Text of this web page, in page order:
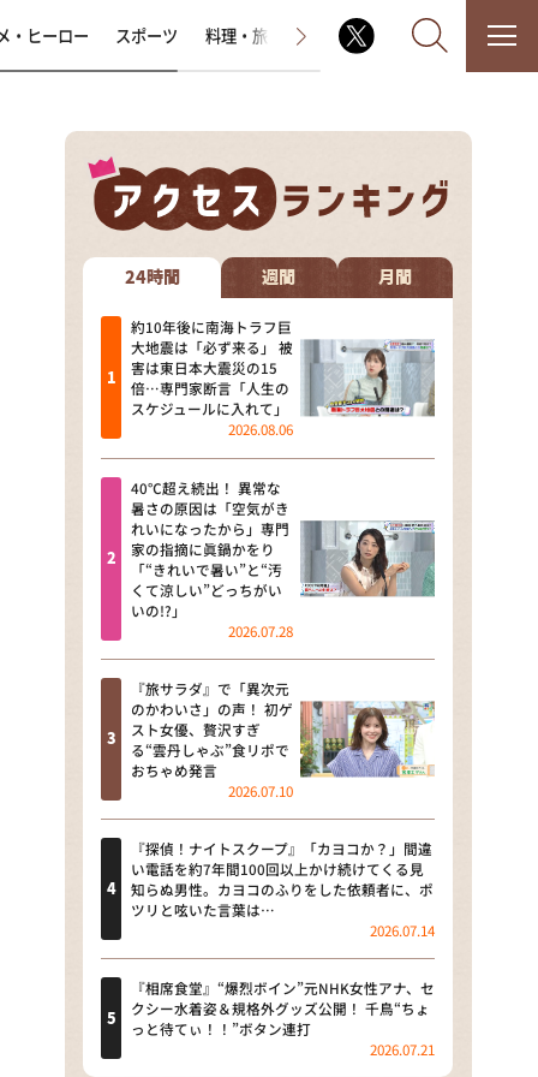
なるみ・岡村の過ぎるTV
相席食堂
これ余談なんですけど・・・
～人生密着トークバラエティ！
～ やすとものいたって真剣です
探偵！ナイトスクープ
news おかえり
河合＆A.B.C-Z塚田×福井アナ
「なんでやねん！？」（news お
かえり）
DAIGOも台所 ～きょうの献立 何
にする？～
本日はダイアンなり！シーズン２
朝だ！生です旅サラダ
教えて！ニュースライブ 正義の
ミカタ
ＬＩＦＥ～夢のカタチ～
新婚さんいらっしゃい！
ポツンと一軒家
ザキ山小屋本館
・ヒーロー スポーツ 料理・旅 ラジオ番組 その他
24時間 週間 月間
約10年後に南海トラフ巨
大地震は「必ず来る」 被
害は東日本大震災の15
倍…専門家断言「人生の
スケジュールに入れて」
2026.08.06
40℃超え続出！ 異常な
暑さの原因は「空気がき
れいになったから」専門
家の指摘に眞鍋かをり
「“きれいで暑い”と“汚
くて涼しい”どっちがい
いの!?」
2026.07.28
『旅サラダ』で「異次元
のかわいさ」の声！ 初ゲ
スト女優、贅沢すぎ
る“雲丹しゃぶ”食リポで
おちゃめ発言
2026.07.10
『探偵！ナイトスクープ』「カヨコか？」間違
い電話を約7年間100回以上かけ続けてくる見
知らぬ男性。カヨコのふりをした依頼者に、ポ
ツリと呟いた言葉は…
2026.07.14
『相席食堂』“爆烈ボイン”元NHK女性アナ、セ
クシー水着姿＆規格外グッズ公開！ 千鳥“ちょ
っと待てぃ！！”ボタン連打
2026.07.21